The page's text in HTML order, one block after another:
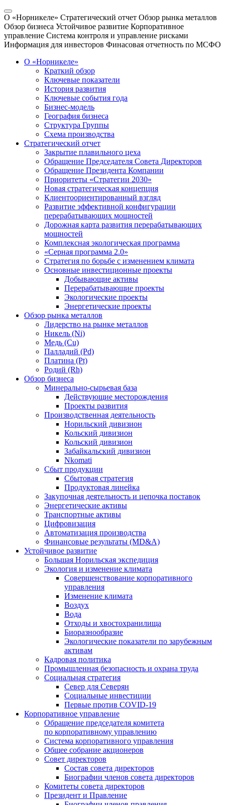
О «Норникеле» Стратегический отчет Обзор рынка металлов
Обзор бизнеса Устойчивое развитие Корпоративное
управление Система контроля и управление рисками
Информация для инвесторов Финасовая отчетность по МСФО
О «Норникеле»
Краткий обзор
Ключевые показатели
История развития
Ключевые события года
Бизнес-модель
География бизнеса
Структура Группы
Схема производства
Стратегический отчет
Закрытие плавильного цеха
Обращение Председателя Совета Директоров
Обращение Президента Компании
Приоритеты «Стратегии 2030»
Новая стратегическая концепция
Клиентоориентированный взгляд
Развитие эффективной конфигурации
перерабатывающих мощностей
Дорожная карта развития перерабатывающих
мощностей
Комплексная экологическая программа
«Серная программа 2.0»
Стратегия по борьбе с изменением климата
Основные инвестиционные проекты
Добывающие активы
Перерабатывающие проекты
Экологические проекты
Энергетические проекты
Обзор рынка металлов
Лидерство на рынке металлов
Никель (Ni)
Медь (Cu)
Палладий (Pd)
Платина (Pt)
Родий (Rh)
Обзор бизнеса
Минерально-сырьевая база
Действующие месторождения
Проекты развития
Производственная деятельность
Норильский дивизион
Кольский дивизион
Кольский дивизион
Забайкальский дивизион
Nkomati
Сбыт продукции
Сбытовая стратегия
Продуктовая линейка
Закупочная деятельность и цепочка поставок
Энергетические активы
Транспортные активы
Цифровизация
Автоматизация производства
Финансовые результаты (MD&A)
Устойчивое развитие
Большая Норильская экспедиция
Экология и изменение климата
Совершенствование корпоративного
управления
Изменение климата
Воздух
Вода
Отходы и хвостохранилища
Биоразнообразие
Экологические показатели по зарубежным
активам
Кадровая политика
Промышленная безопасность и охрана труда
Социальная стратегия
Север для Северян
Социальные инвестиции
Первые против COVID‑19
Корпоративное управление
Обращение председателя комитета
по корпоративному управлению
Система корпоративного управления
Общее собрание акционеров
Совет директоров
Состав совета директоров
Биографии членов совета директоров
Комитеты совета директоров
Президент и Правление